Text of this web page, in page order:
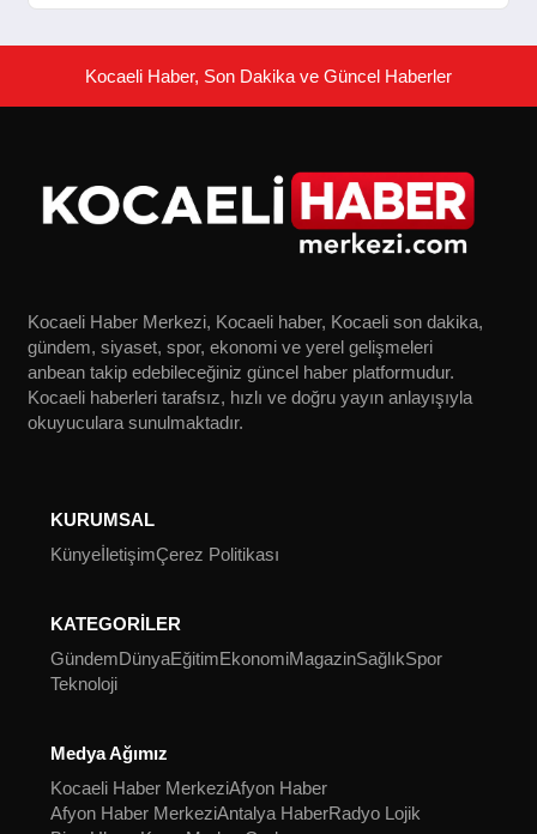
Kocaeli Haber, Son Dakika ve Güncel Haberler
Kocaeli Haber Merkezi, Kocaeli haber, Kocaeli son dakika,
gündem, siyaset, spor, ekonomi ve yerel gelişmeleri
anbean takip edebileceğiniz güncel haber platformudur.
Kocaeli haberleri tarafsız, hızlı ve doğru yayın anlayışıyla
okuyuculara sunulmaktadır.
KURUMSAL
KünyeİletişimÇerez Politikası
KATEGORİLER
GündemDünyaEğitimEkonomiMagazinSağlıkSpor
Teknoloji
Medya Ağımız
Kocaeli Haber MerkeziAfyon Haber
Afyon Haber MerkeziAntalya HaberRadyo Lojik